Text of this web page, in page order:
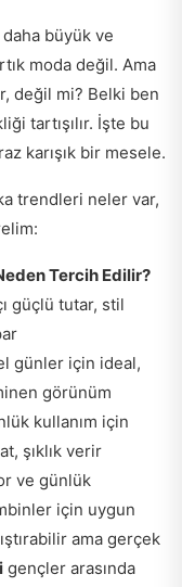
daha büyük ve
moda değil. Ama
değil mi? Belki ben
tartışılır. İşte bu
karışık bir mesele.
trendleri neler var,
Tercih Edilir?
güçlü tutar, stil
günler için ideal,
görünüm
kullanım için
şıklık verir
ve günlük
için uygun
ama gerçek
gençler arasında